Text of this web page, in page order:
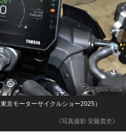
《写真撮影 安藤貴史》
京モーターサイクルショー2025）